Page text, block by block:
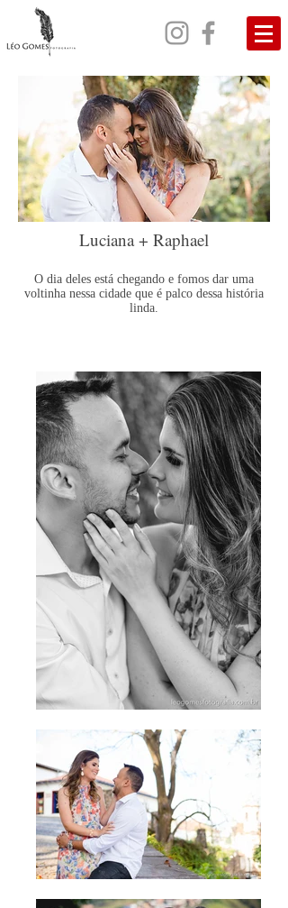
Luciana + Raphael
O dia deles está chegando e fomos dar uma
voltinha nessa cidade que é palco dessa história
linda.